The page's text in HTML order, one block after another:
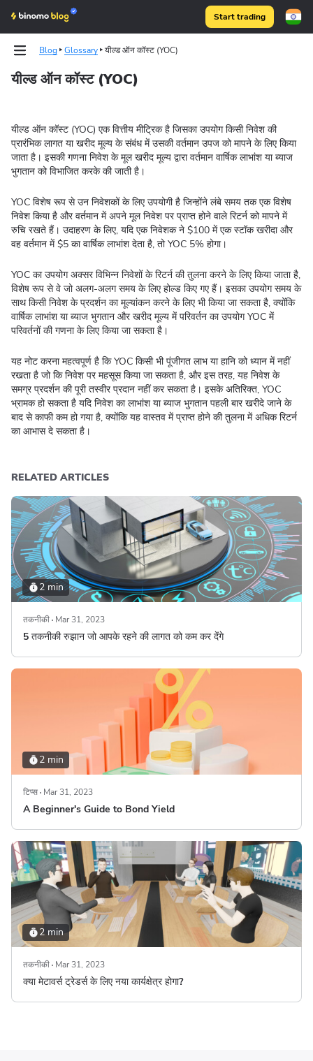
Start trading
Blog Glossary यील्ड ऑन कॉस्ट (YOC)
यील्ड ऑन कॉस्ट (YOC)
यील्ड ऑन कॉस्ट (YOC) एक वित्तीय मीट्रिक है जिसका उपयोग किसी निवेश की
प्रारंभिक लागत या खरीद मूल्य के संबंध में उसकी वर्तमान उपज को मापने के लिए किया
जाता है। इसकी गणना निवेश के मूल खरीद मूल्य द्वारा वर्तमान वार्षिक लाभांश या ब्याज
भुगतान को विभाजित करके की जाती है।
YOC विशेष रूप से उन निवेशकों के लिए उपयोगी है जिन्होंने लंबे समय तक एक विशेष
निवेश किया है और वर्तमान में अपने मूल निवेश पर प्राप्त होने वाले रिटर्न को मापने में
रुचि रखते हैं। उदाहरण के लिए, यदि एक निवेशक ने $100 में एक स्टॉक खरीदा और
वह वर्तमान में $5 का वार्षिक लाभांश देता है, तो YOC 5% होगा।
YOC का उपयोग अक्सर विभिन्न निवेशों के रिटर्न की तुलना करने के लिए किया जाता है,
विशेष रूप से वे जो अलग-अलग समय के लिए होल्ड किए गए हैं। इसका उपयोग समय के
साथ किसी निवेश के प्रदर्शन का मूल्यांकन करने के लिए भी किया जा सकता है, क्योंकि
वार्षिक लाभांश या ब्याज भुगतान और खरीद मूल्य में परिवर्तन का उपयोग YOC में
परिवर्तनों की गणना के लिए किया जा सकता है।
यह नोट करना महत्वपूर्ण है कि YOC किसी भी पूंजीगत लाभ या हानि को ध्यान में नहीं
रखता है जो कि निवेश पर महसूस किया जा सकता है, और इस तरह, यह निवेश के
समग्र प्रदर्शन की पूरी तस्वीर प्रदान नहीं कर सकता है। इसके अतिरिक्त, YOC
भ्रामक हो सकता है यदि निवेश का लाभांश या ब्याज भुगतान पहली बार खरीदे जाने के
बाद से काफी कम हो गया है, क्योंकि यह वास्तव में प्राप्त होने की तुलना में अधिक रिटर्न
का आभास दे सकता है।
RELATED ARTICLES
2 min
तकनीकी Mar 31, 2023
5 तकनीकी रुझान जो आपके रहने की लागत को कम कर देंगे
2 min
टिप्स Mar 31, 2023
A Beginner's Guide to Bond Yield
2 min
तकनीकी Mar 31, 2023
क्या मेटावर्स ट्रेडर्स के लिए नया कार्यक्षेत्र होगा?